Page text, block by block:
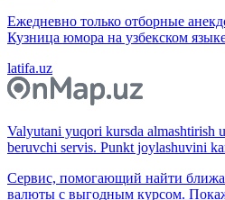
Ежедневно только отборные
Кузница юмора на узбекском
latifa.uz
Valyutani yuqori kursda almashtirish
beruvchi servis. Punkt joylashuvini
Сервис, помогающий найти
валюты с выгодным курсом.